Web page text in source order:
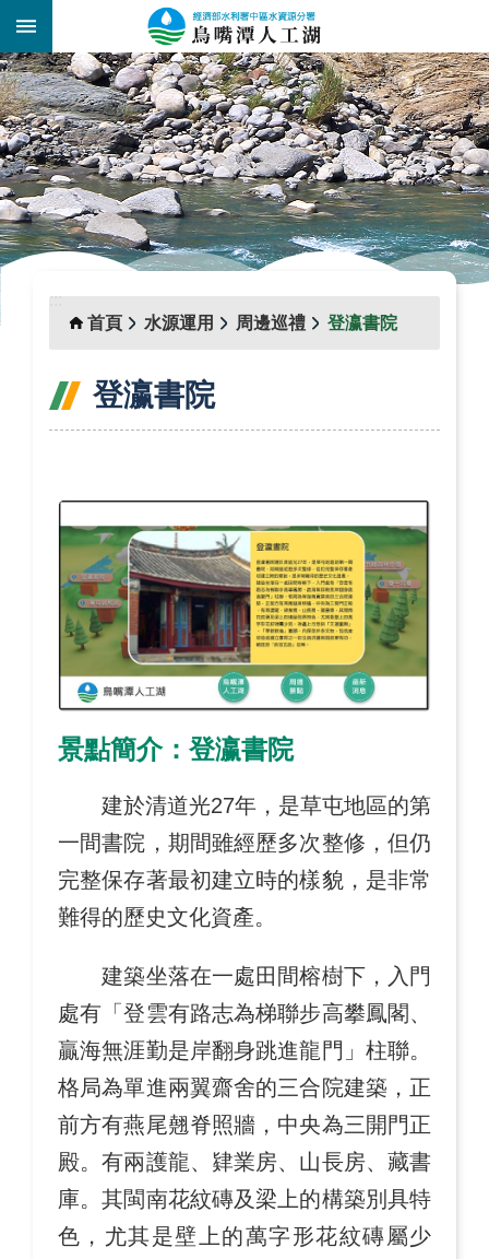
跳到主要內容區塊
::: _
:::
首頁
水源運用 周邊巡禮 登瀛書院
登瀛書院
景點簡介：登瀛書院
建於清道光27年，是草屯地區的第
一間書院，期間雖經歷多次整修，但仍
完整保存著最初建立時的樣貌，是非常
難得的歷史文化資產。
建築坐落在一處田間榕樹下，入門
處有「登雲有路志為梯聯步高攀鳳閣、
贏海無涯勤是岸翻身跳進龍門」柱聯。
格局為單進兩翼齋舍的三合院建築，正
前方有燕尾翹脊照牆，中央為三開門正
殿。有兩護龍、肄業房、山長房、藏書
庫。其閩南花紋磚及梁上的構築別具特
色，尤其是壁上的萬字形花紋磚屬少